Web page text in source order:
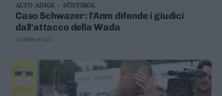
ALTO ADIGE – SÜDTIROL
Caso Schwazer: l'Anm difende i giudici
dall'attacco della Wada
26 FEBBRAIO 2021